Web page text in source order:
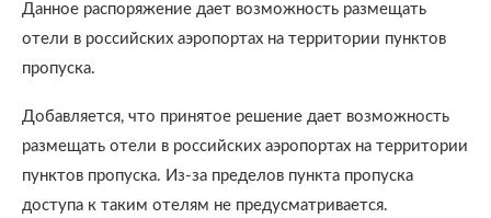
Данное распоряжение дает возможность размещать
отели в российских аэропортах на территории пунктов
пропуска.
Добавляется, что принятое решение дает возможность
размещать отели в российских аэропортах на территории
пунктов пропуска. Из-за пределов пункта пропуска
доступа к таким отелям не предусматривается.